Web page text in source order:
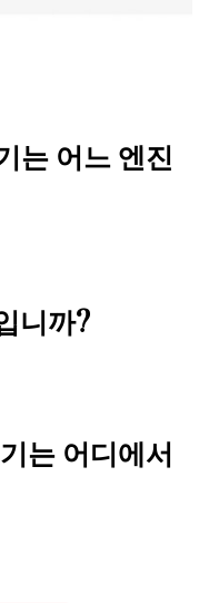
는 어느 엔진
니까?
는 어디에서